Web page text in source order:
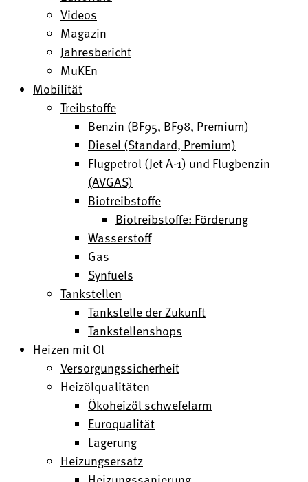
Videos
Magazin
Jahresbericht
MuKEn
Mobilität
Treibstoffe
Benzin (BF95, BF98, Premium)
Diesel (Standard, Premium)
Flugpetrol (Jet A-1) und Flugbenzin
(AVGAS)
Biotreibstoffe
Biotreibstoffe: Förderung
Wasserstoff
Gas
Synfuels
Tankstellen
Tankstelle der Zukunft
Tankstellenshops
Heizen mit Öl
Versorgungssicherheit
Heizölqualitäten
Ökoheizöl schwefelarm
Euroqualität
Lagerung
Heizungsersatz